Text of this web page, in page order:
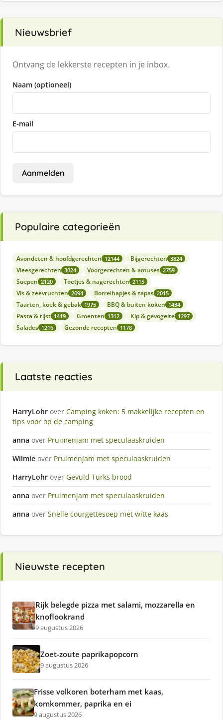
Nieuwsbrief
Ontvang de lekkerste recepten in je inbox.
Naam (optioneel)
E-mail
Aanmelden
Populaire categorieën
Avondeten & hoofdgerechten 12144 Bijgerechten 3824
Vleesgerechten 3024 Voorgerechten & amuses 2759
Soepen 2120 Toetjes & nagerechten 2115
Vis & zeevruchten 2094 Borrelhapjes & tapas 2015
Taarten, koek & gebak 1975 BBQ & buiten koken 1434
Pasta & rijst 1419 Groenten 1312 Kip & gevogelte 1297
Salades 1216 Gezonde recepten 1178
Laatste reacties
HarryLohr over Camping koken: 5 makkelijke recepten en
tips voor op de camping
anna over Pruimenjam met speculaaskruiden
Wilmie over Pruimenjam met speculaaskruiden
HarryLohr over Gevuld Turks brood
anna over Pruimenjam met speculaaskruiden
anna over Snelle courgettesoep met witte kaas
Nieuwste recepten
Rijk belegde pizza met salami, mozzarella en
knoflookrand
9 augustus 2026
Zoet-zoute paprikapopcorn
9 augustus 2026
Frisse volkoren boterham met kaas,
komkommer, paprika en ei
9 augustus 2026